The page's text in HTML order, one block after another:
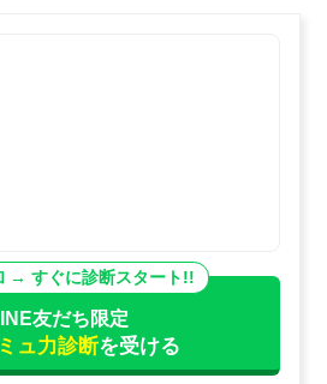
友だち限定
ュ力診断を受ける